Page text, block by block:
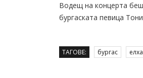
Водещ на концерта
бургаската певица
ТАГОВЕ: бургас елха